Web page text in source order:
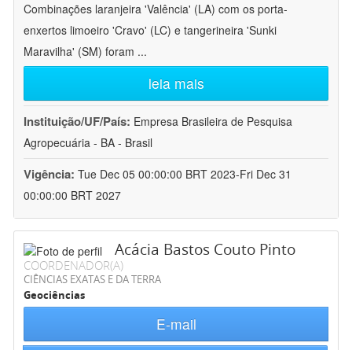
Combinações laranjeira 'Valência' (LA) com os porta-
enxertos limoeiro 'Cravo' (LC) e tangerineira 'Sunki
Maravilha' (SM) foram ...
leia mais
Instituição/UF/País: Empresa Brasileira de Pesquisa
Agropecuária - BA - Brasil
Vigência: Tue Dec 05 00:00:00 BRT 2023-Fri Dec 31
00:00:00 BRT 2027
Acácia Bastos Couto Pinto
COORDENADOR(A)
CIÊNCIAS EXATAS E DA TERRA
Geociências
E-mail